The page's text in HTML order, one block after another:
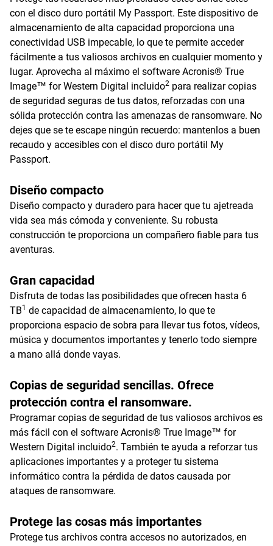
con el disco duro portátil My Passport. Este dispositivo de
almacenamiento de alta capacidad proporciona una
conectividad USB impecable, lo que te permite acceder
fácilmente a tus valiosos archivos en cualquier momento y
lugar. Aprovecha al máximo el software Acronis® True
Image™ for Western Digital incluido2 para realizar copias
de seguridad seguras de tus datos, reforzadas con una
sólida protección contra las amenazas de ransomware. No
dejes que se te escape ningún recuerdo: mantenlos a buen
recaudo y accesibles con el disco duro portátil My
Passport.
Diseño compacto
Diseño compacto y duradero para hacer que tu ajetreada
vida sea más cómoda y conveniente. Su robusta
construcción te proporciona un compañero fiable para tus
aventuras.
Gran capacidad
Disfruta de todas las posibilidades que ofrecen hasta 6
TB1 de capacidad de almacenamiento, lo que te
proporciona espacio de sobra para llevar tus fotos, vídeos,
música y documentos importantes y tenerlo todo siempre
a mano allá donde vayas.
Copias de seguridad sencillas. Ofrece
protección contra el ransomware.
Programar copias de seguridad de tus valiosos archivos es
más fácil con el software Acronis® True Image™ for
Western Digital incluido2. También te ayuda a reforzar tus
aplicaciones importantes y a proteger tu sistema
informático contra la pérdida de datos causada por
ataques de ransomware.
Protege las cosas más importantes
Protege tus archivos contra accesos no autorizados, en